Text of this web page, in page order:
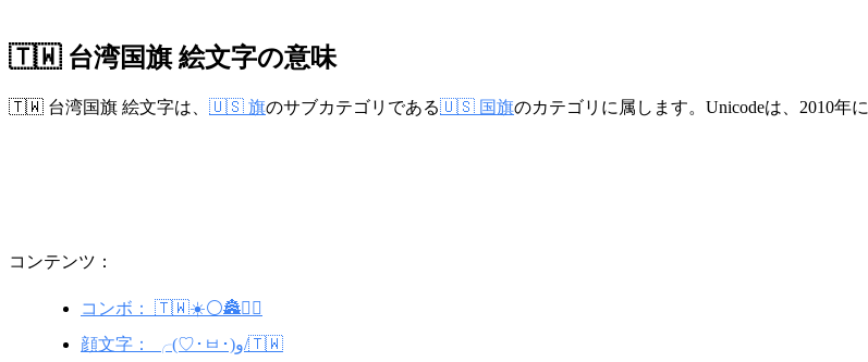
🇹🇼 台湾国旗 絵文字の意味
🇹🇼 台湾国旗 絵文字は、 🇺🇸 旗のサブカテゴリである🇺🇸 国旗のカテゴリに属します。Unicodeは、2010年に
コンテンツ：
コンボ： 🇹🇼☀️⚪🏯💆‍♀️
顔文字： ╭(♡･ㅂ･)و/🇹🇼